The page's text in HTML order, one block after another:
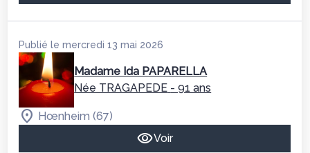
Publié le mercredi 13 mai 2026
Madame Ida PAPARELLA
Née TRAGAPEDE - 91 ans
Hœnheim (67)
Voir